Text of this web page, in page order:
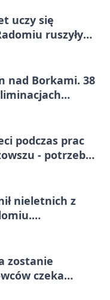
uczy się
ruszyły
nad Borkami. 38
podczas prac
- potrzebna
nieletnich z
zostanie
czeka